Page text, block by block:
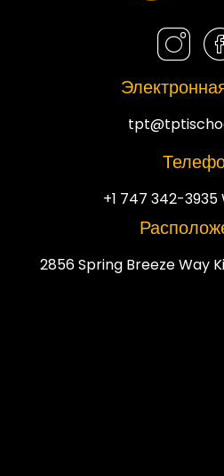
+1 747 342-
2856 Spring Breeze Way